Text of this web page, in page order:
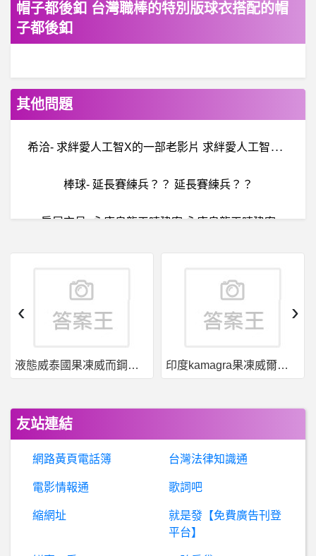
帽子都後釦 台灣職棒的特別版球衣搭配的帽
子都後釦
其他問題
希
洽- 求絆愛人工智X的一部老影片 求絆愛人工智X的一部老影片
棒球- 延長賽練兵？？ 延長賽練兵？？
房屋交易- 永康皇龍天晴建案 永康皇龍天晴建案
希
洽- 新世界線的宮城高三會怎樣？ 新世界線的宮城高三會怎樣？
C/C++- linux呼叫so函式，執行出現undefined s..
股票- 我有沒有被詐騙？ 我有沒有被詐騙？ 已刪文
BaseballXXXX- 詹子賢歷年OPS+ 詹子賢歷年OPS+
G
arena - 台灣競舞娛樂- 登入競時通會跳出某個頁面是中毒還是木馬
希
洽- 有沒有travian 類型的遊戲或手遊? 有沒有travian 類型的遊戲或手遊?
液態威泰國果凍威而鋼哪裡買 印度kamagra果凍威爾剛用於治療男性勃起功能障礙
‹ ›
友站連結
網路黃頁電話簿 台灣法律知識通
電影情報通 歌詞吧
縮網址
就是發【免費廣告刊登
平台】